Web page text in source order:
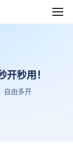
秒用！
自由多开